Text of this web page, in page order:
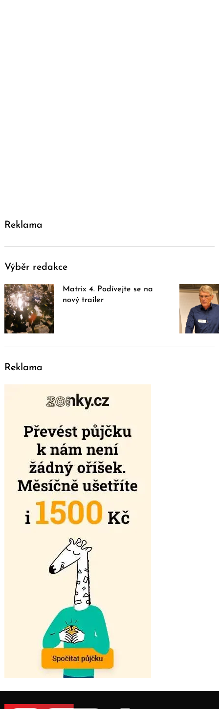
Reklama
Výběr redakce
Matrix 4. Podívejte se na
nový trailer
Reklama